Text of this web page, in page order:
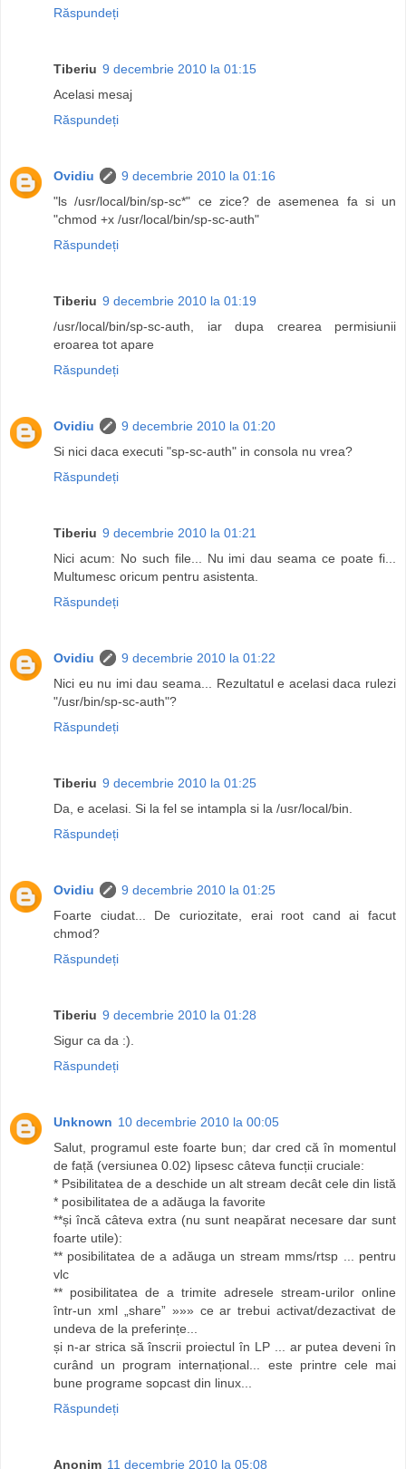
Răspundeți
Tiberiu 9 decembrie 2010 la 01:15
Acelasi mesaj
Răspundeți
Ovidiu
9 decembrie 2010 la 01:16
"ls /usr/local/bin/sp-sc*" ce zice? de asemenea fa si un
"chmod +x /usr/local/bin/sp-sc-auth"
Răspundeți
Tiberiu 9 decembrie 2010 la 01:19
/usr/local/bin/sp-sc-auth, iar dupa crearea permisiunii
eroarea tot apare
Răspundeți
Ovidiu
9 decembrie 2010 la 01:20
Si nici daca executi "sp-sc-auth" in consola nu vrea?
Răspundeți
Tiberiu 9 decembrie 2010 la 01:21
Nici acum: No such file... Nu imi dau seama ce poate fi...
Multumesc oricum pentru asistenta.
Răspundeți
Ovidiu
9 decembrie 2010 la 01:22
Nici eu nu imi dau seama... Rezultatul e acelasi daca rulezi
"/usr/bin/sp-sc-auth"?
Răspundeți
Tiberiu 9 decembrie 2010 la 01:25
Da, e acelasi. Si la fel se intampla si la /usr/local/bin.
Răspundeți
Ovidiu
9 decembrie 2010 la 01:25
Foarte ciudat... De curiozitate, erai root cand ai facut
chmod?
Răspundeți
Tiberiu 9 decembrie 2010 la 01:28
Sigur ca da :).
Răspundeți
Unknown 10 decembrie 2010 la 00:05
Salut, programul este foarte bun; dar cred că în momentul
de față (versiunea 0.02) lipsesc câteva funcții cruciale:
* Psibilitatea de a deschide un alt stream decât cele din listă
* posibilitatea de a adăuga la favorite
**și încă câteva extra (nu sunt neapărat necesare dar sunt
foarte utile):
** posibilitatea de a adăuga un stream mms/rtsp ... pentru
vlc
** posibilitatea de a trimite adresele stream-urilor online
într-un xml „share” »»» ce ar trebui activat/dezactivat de
undeva de la preferințe...
și n-ar strica să înscrii proiectul în LP ... ar putea deveni în
curând un program internațional... este printre cele mai
bune programe sopcast din linux...
Răspundeți
Anonim 11 decembrie 2010 la 05:08